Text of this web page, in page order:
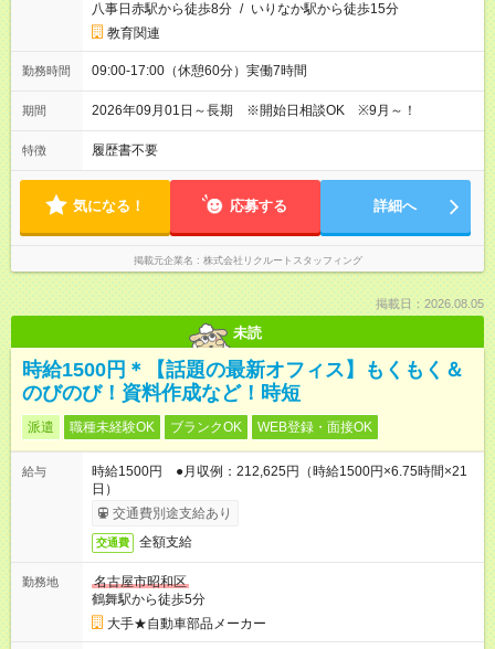
八事日赤駅から徒歩8分 / いりなか駅から徒歩15分
教育関連
勤務時間 09:00-17:00（休憩60分）実働7時間
期間 2026年09月01日～長期 ※開始日相談OK ※9月～！
特徴 履歴書不要
気になる！ 応募する 詳細へ
掲載元企業名 株式会社リクルートスタッフィング
掲載日：2026.08.05
未読
時給1500円＊【話題の最新オフィス】もくもく＆
のびのび！資料作成など！時短
派遣 職種未経験OK ブランクOK WEB登録・面接OK
給与
時給1500円 ●月収例：212,625円（時給1500円×6.75時間×21
日）
交通費別途支給あり
交通費 全額支給
勤務地
名古屋市昭和区
鶴舞駅から徒歩5分
大手★自動車部品メーカー